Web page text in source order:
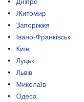
Житомир
Запоріжжя
Івано-Франківськ
Київ
Луцьк
Львів
Миколаїв
Одеса